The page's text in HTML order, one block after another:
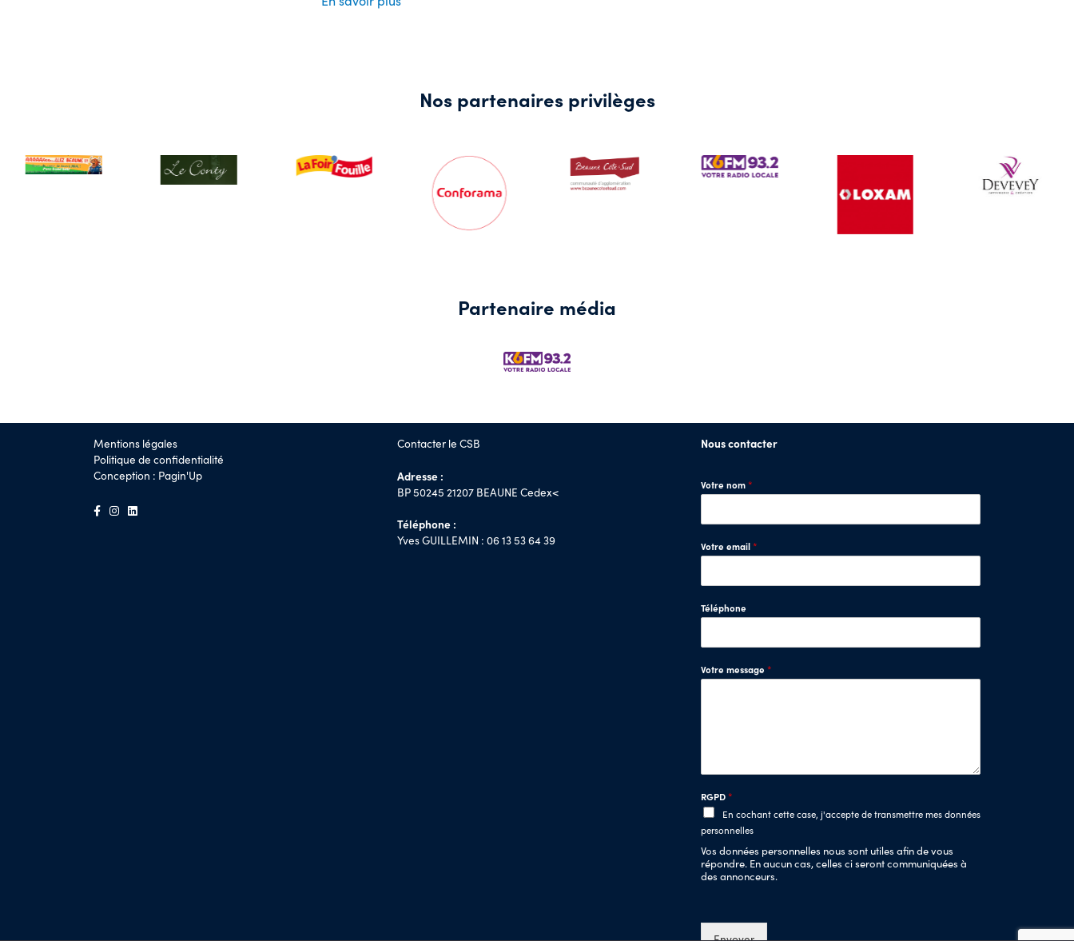
Nos partenaires privilèges
Partenaire média
Mentions légales
Politique de confidentialité
Conception : Pagin'Up
Contacter le CSB
Adresse :
BP 50245 21207 BEAUNE Cedex<
Téléphone :
Yves GUILLEMIN : 06 13 53 64 39
Nous contacter
Votre nom *
Votre email *
Téléphone
Votre message *
RGPD *
En cochant cette case, j'accepte de transmettre mes données
personnelles
Vos données personnelles nous sont utiles afin de vous
répondre. En aucun cas, celles ci seront communiquées à
des annonceurs.